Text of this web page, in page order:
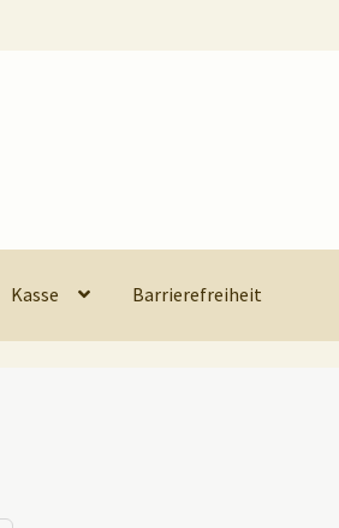
Kasse Barrierefreiheit